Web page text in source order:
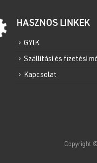
HASZNOS LINKEK
GYIK
Szállítási és fizetési
Kapcsolat
Copyright